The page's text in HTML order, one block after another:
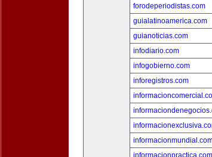
forodeperiodistas.com
guialatinoamerica.com
guianoticias.com
infodiario.com
infogobierno.com
inforegistros.com
informacionpractica.com